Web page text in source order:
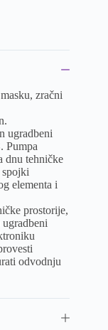
zračni
ugradbeni
Pumpa
dnu tehničke
elementa i
prostorije,
odvodnju